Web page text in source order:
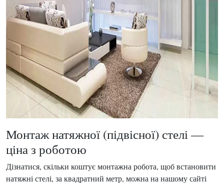
Монтаж натяжної (підвісної) стелі —
ціна з роботою
Дізнатися, скільки коштує монтажна робота, щоб встановити
натяжні стелі, за квадратний метр, можна на нашому сайті